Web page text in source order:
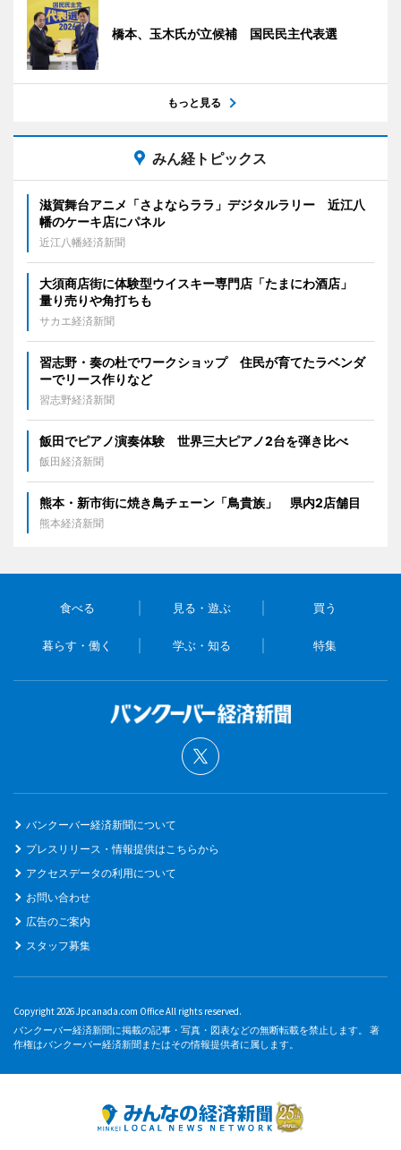
橋本、玉木氏が立候補 国民民主代表選
もっと見る
みん経トピックス
滋賀舞台アニメ「さよならララ」デジタルラリー 近江八
幡のケーキ店にパネル
近江八幡経済新聞
大須商店街に体験型ウイスキー専門店「たまにわ酒店」
量り売りや角打ちも
サカエ経済新聞
習志野・奏の杜でワークショップ 住民が育てたラベンダ
ーでリース作りなど
習志野経済新聞
飯田でピアノ演奏体験 世界三大ピアノ2台を弾き比べ
飯田経済新聞
熊本・新市街に焼き鳥チェーン「鳥貴族」 県内2店舗目
熊本経済新聞
食べる 見る・遊ぶ 買う
暮らす・働く 学ぶ・知る 特集
バンクーバー経済新聞について
プレスリリース・情報提供はこちらから
アクセスデータの利用について
お問い合わせ
広告のご案内
スタッフ募集
Copyright 2026 Jpcanada.com Office All rights reserved.
バンクーバー経済新聞に掲載の記事・写真・図表などの無断転載を禁止します。 著
作権はバンクーバー経済新聞またはその情報提供者に属します。